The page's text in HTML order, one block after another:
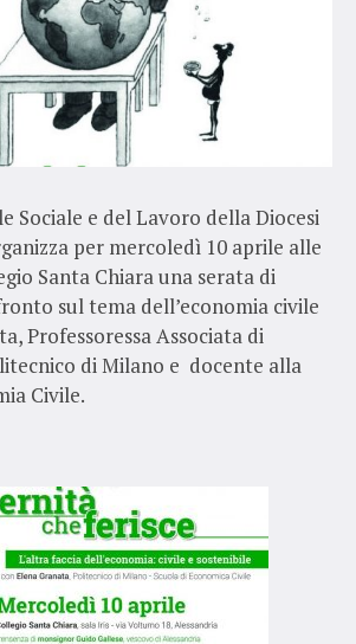
Sociale e del Lavoro della Diocesi
per mercoledì 10 aprile alle
Santa Chiara una serata di
sul tema dell’economia civile
Professoressa Associata di
di Milano e docente alla
Civile.